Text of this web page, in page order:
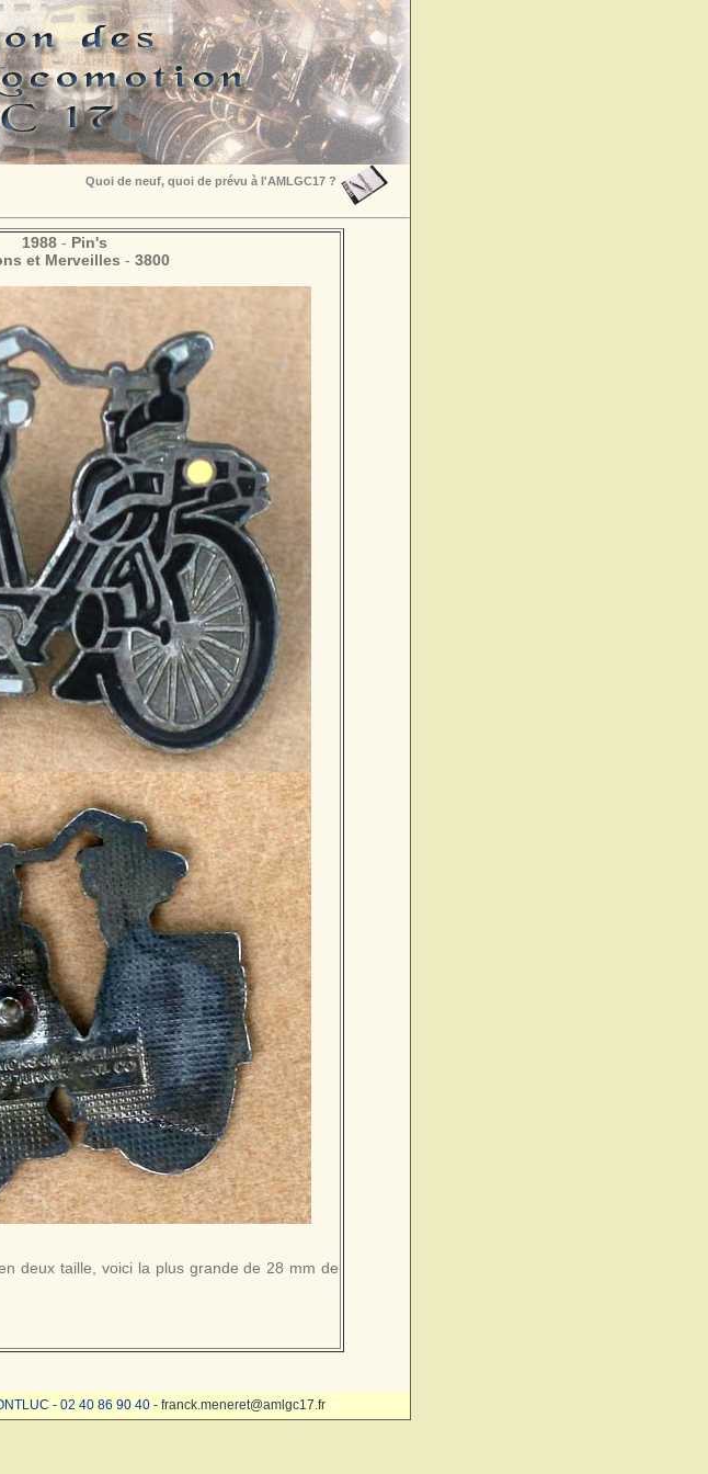
Quoi de neuf, quoi de prévu à l'AMLGC17 ?
1988 - Pin's
et Merveilles - 3800
deux taille, voici la plus grande de 28 mm de
- 02 40 86 90 40 - franck.meneret@amlgc17.fr